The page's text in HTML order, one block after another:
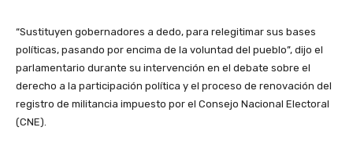
“Sustituyen gobernadores a dedo, para relegitimar sus bases
políticas, pasando por encima de la voluntad del pueblo”, dijo el
parlamentario durante su intervención en el debate sobre el
derecho a la participación política y el proceso de renovación del
registro de militancia impuesto por el Consejo Nacional Electoral
(CNE).